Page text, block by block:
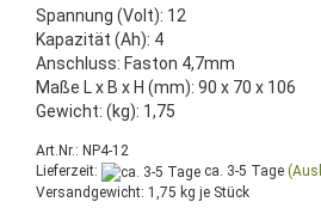
Spannung (Volt): 12
Kapazität (Ah): 4
Anschluss: Faston 4,7mm
Maße L x B x H (mm): 90 x 70 x 106
Gewicht: (kg): 1,75
Art.Nr.: NP4-12
Lieferzeit:
ca. 3-5 Tage
Versandgewicht: 1,75 kg je Stück